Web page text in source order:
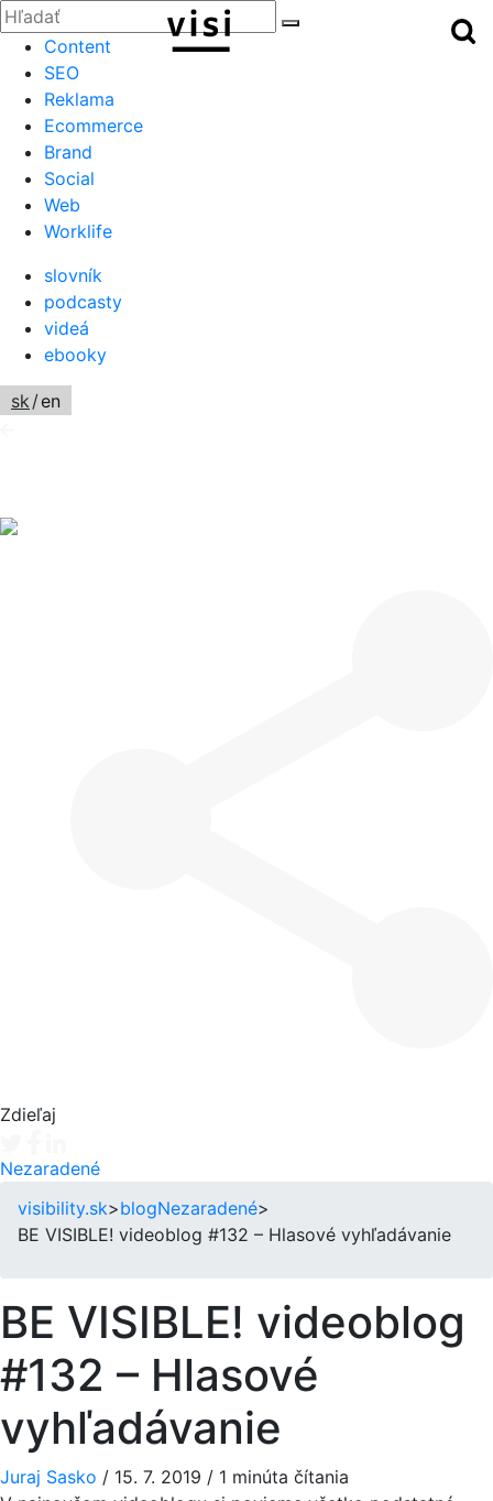
Zatvoriť
Hľadať:
Menu
Content
SEO
Reklama
Ecommerce
Brand
Social
Web
Worklife
slovník
podcasty
videá
ebooky
sk/en
Zdieľaj
Nezaradené
visibility.sk>blogNezaradené>
BE VISIBLE! videoblog #132 – Hlasové vyhľadávanie
BE VISIBLE! videoblog
#132 – Hlasové
vyhľadávanie
Juraj Sasko / 15. 7. 2019 / 1 minúta čítania